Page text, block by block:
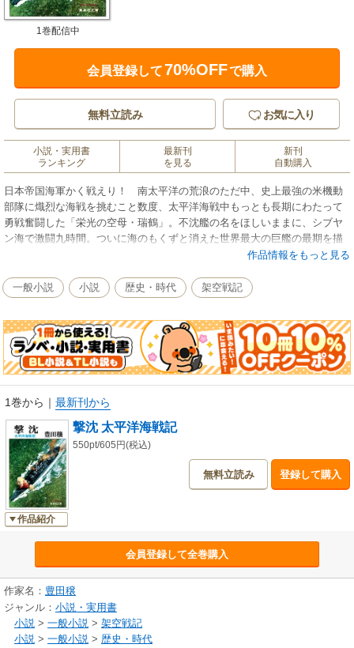
1巻配信中
会員登録して70%OFFで購入
無料立読み お気に入り
小説・実用書
ランキング
最新刊
を見る
新刊
自動購入
日本帝国海軍かく戦えり！ 南太平洋の荒浪のただ中、史上最強の米機動
部隊に熾烈な海戦を挑むこと数度、太平洋海戦中もっとも長期にわたって
勇戦奮闘した「栄光の空母・瑞鶴」。不沈艦の名をほしいままに、シブヤ
ン海で激闘九時間。ついに海のもくずと消えた世界最大の巨艦の最期を描
く「戦艦武蔵自沈す」など、連合艦隊の華麗な日々とその苛酷な運命をた
作品情報をもっと見る
一般小説 小説 歴史・時代 架空戦記
1巻から ｜ 最新刊から
作品紹介
撃沈 太平洋海戦記
550pt/605円(税込)
無料立読み 登録して購入
会員登録して全巻購入
作家名： 豊田穣
ジャンル： 小説・実用書
小説 > 一般小説 > 架空戦記
小説 > 一般小説 > 歴史・時代